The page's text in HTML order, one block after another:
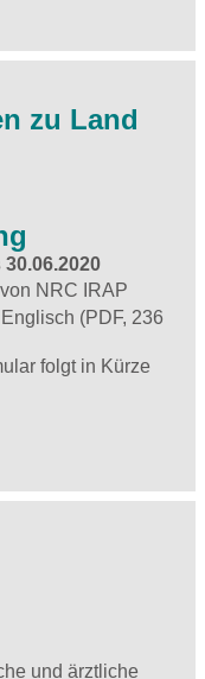
zu Land
NRC IRAP
Englisch (PDF, 236
folgt in Kürze
und ärztliche